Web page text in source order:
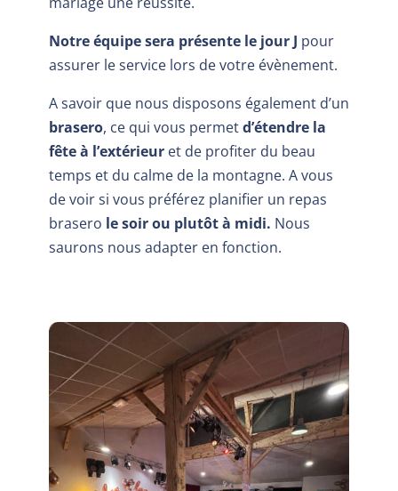
Notre équipe sera présente le jour J pour
assurer le service lors de votre évènement.
A savoir que nous disposons également d’un
brasero, ce qui vous permetd’étendre la
fête à l’extérieuret de profiter du beau
temps et du calme de la montagne. A vous
de voir si vous préférez planifier un repas
brasero le soir ou plutôt à midi. Nous
saurons nous adapter en fonction.